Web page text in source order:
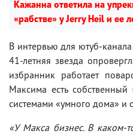
Кажанна ответила на
«рабстве» у Jerry Heil и ее
В интервью для ютуб-
41-летняя звезда
избранник работает
Максима есть
системами «умного дома» и
«У Макса бизнес. В каком-